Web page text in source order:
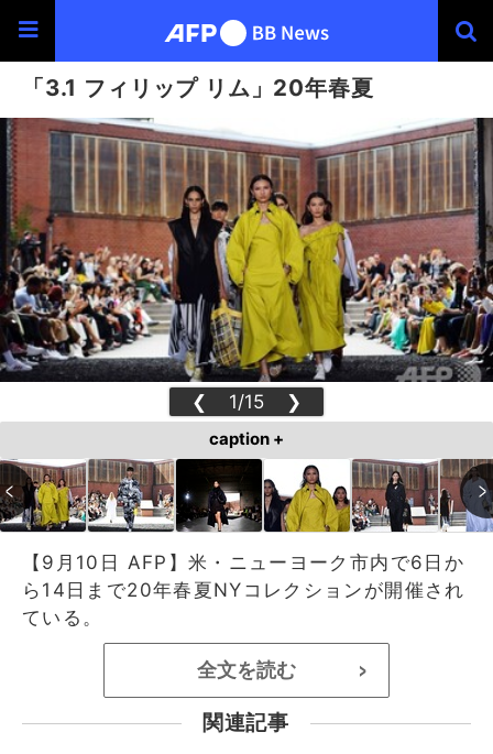
「3.1 フィリップ リム」20年春夏
❮ 1/15 ❯
caption +
【9月10日 AFP】米・ニューヨーク市内で6日か
ら14日まで20年春夏NYコレクションが開催され
ている。
全文を読む >
関連記事